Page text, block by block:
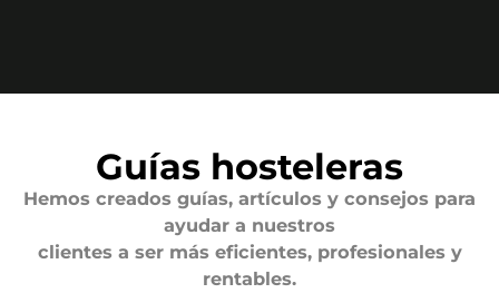
Guías hosteleras
Hemos creados guías, artículos y consejos para
ayudar a nuestros
clientes a ser más eficientes, profesionales y
rentables.